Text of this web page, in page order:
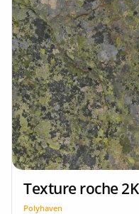
Texture roche 2K
Polyhaven